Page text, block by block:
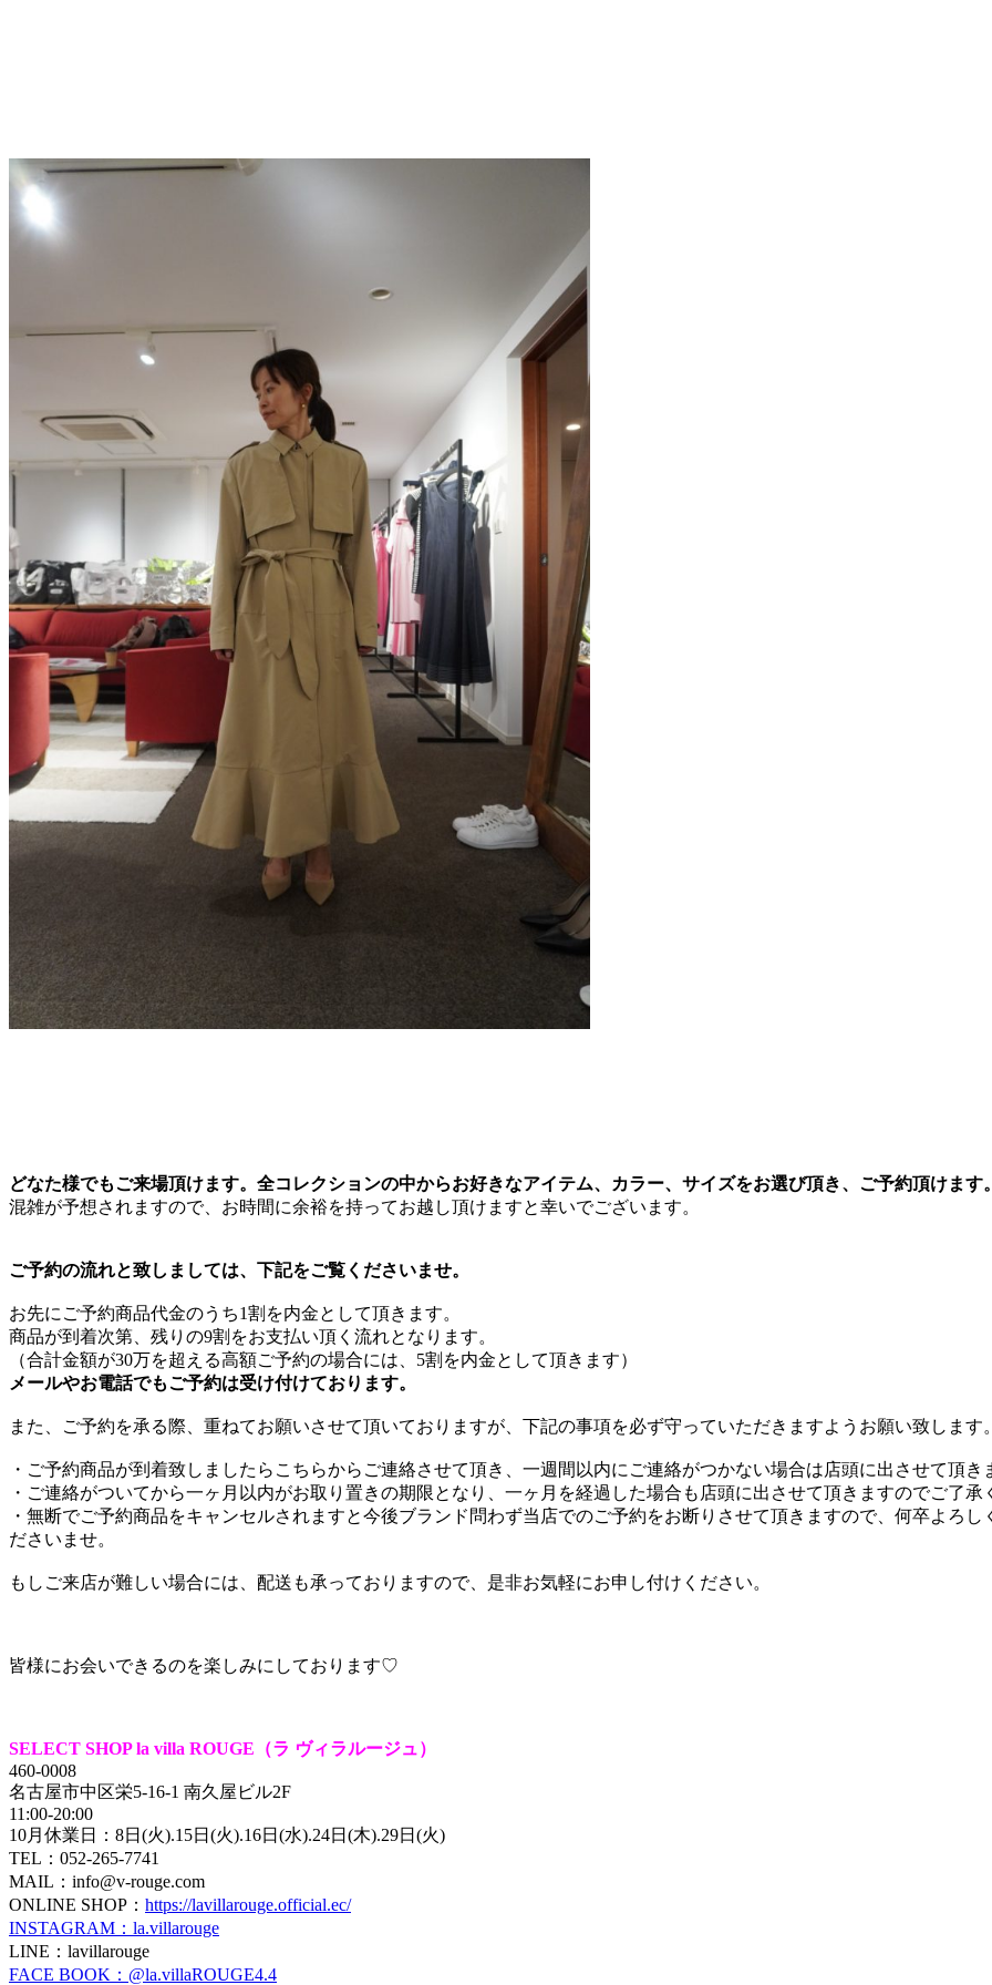
どなた様でもご来場頂けます。全コレクションの中からお好きなアイテム、カラー、サイズをお選び頂き、ご予約頂けます。
混雑が予想されますので、お時間に余裕を持ってお越し頂けますと幸いでございます。
ご予約の流れと致しましては、下記をご覧くださいませ。
お先にご予約商品代金のうち1割を内金として頂きます。
商品が到着次第、残りの9割をお支払い頂く流れとなります。
（合計金額が30万を超える高額ご予約の場合には、5割を内金として頂きます）
メールやお電話でもご予約は受け付けております。
また、ご予約を承る際、重ねてお願いさせて頂いておりますが、下記の事項を必ず守っていただきますようお願い致します。
・ご予約商品が到着致しましたらこちらからご連絡させて頂き、一週間以内にご連絡がつかない場合は店頭に出させて頂き
・ご連絡がついてから一ヶ月以内がお取り置きの期限となり、一ヶ月を経過した場合も店頭に出させて頂きますのでご了承
・無断でご予約商品をキャンセルされますと今後ブランド問わず当店でのご予約をお断りさせて頂きますので、何卒よろ
ださいませ。
もしご来店が難しい場合には、配送も承っておりますので、是非お気軽にお申し付けください。
皆様にお会いできるのを楽しみにしております♡
SELECT SHOP la villa ROUGE（ラ ヴィラルージュ）
460-0008
名古屋市中区栄5-16-1 南久屋ビル2F
11:00-20:00
10月休業日：8日(火).15日(火).16日(水).24日(木).29日(火)
TEL：052-265-7741
MAIL：info@v-rouge.com
ONLINE SHOP： https://lavillarouge.official.ec/
INSTAGRAM：la.villarouge
LINE：lavillarouge
FACE BOOK：@la.villaROUGE4.4